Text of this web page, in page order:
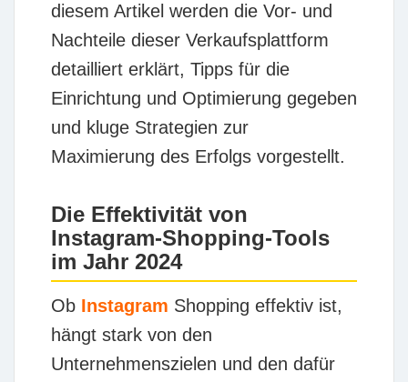
diesem Artikel werden die Vor- und
Nachteile dieser Verkaufsplattform
detailliert erklärt, Tipps für die
Einrichtung und Optimierung gegeben
und kluge Strategien zur
Maximierung des Erfolgs vorgestellt.
Die Effektivität von
Instagram-Shopping-Tools
im Jahr 2024
Ob Instagram Shopping effektiv ist,
hängt stark von den
Unternehmenszielen und den dafür